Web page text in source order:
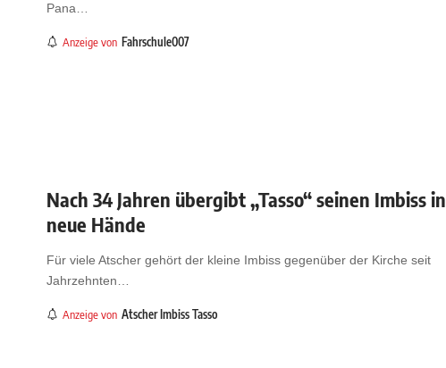
Pana
Anzeige von Fahrschule007
Nach 34 Jahren übergibt „Tasso“ seinen Imbiss in
neue Hände
Für viele Atscher gehört der kleine Imbiss gegenüber der Kirche seit
Jahrzehnten
Anzeige von Atscher Imbiss Tasso